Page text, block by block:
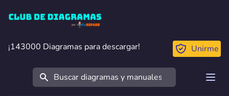
Club de Diagramas
¡143000 Diagramas para descargar!
¡143000 Diagramas para descargar! Unirme
Buscar